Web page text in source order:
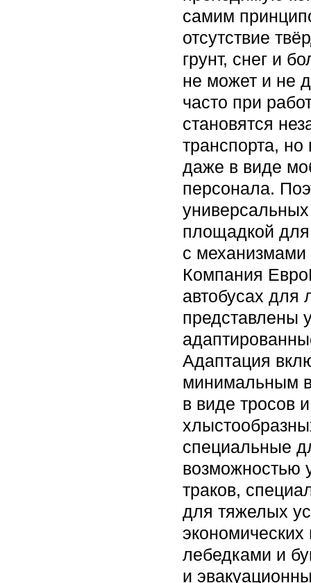
самим
отсутствие
грунт, снег и
не может и не
часто при
становятся
транспорта, но
даже в виде
персонала.
площадкой
с механизмами
Компания
автобусах для
представлены
Адаптация
минимальным
в виде тросов
специальные
возможностью
траков,
для тяжелых
лебедками и
и